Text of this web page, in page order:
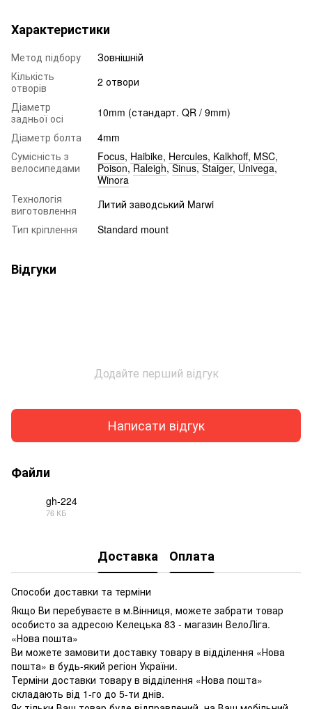
Характеристики
Метод підбору
Зовнішній
Кількість
отворів
2 отвори
Діаметр
задньої осі
10mm (стандарт. QR / 9mm)
Діаметр болта
4mm
Сумісність з
велосипедами
Focus, Haibike, Hercules, Kalkhoff, MSC,
Poison,Raleigh,Sinus,Staiger,Univega,
Winora
Технологія
виготовлення
Литий заводський Marwi
Тип кріплення
Standard mount
Відгуки
Додайте перший відгук
Написати відгук
Файли
gh-224
76 КБ
Доставка Оплата
Способи доставки та терміни
Якщо Ви перебуваєте в м.Вінниця, можете забрати товар
особисто за адресою Келецька 83 - магазин ВелоЛіга.
«Нова пошта»
Ви можете замовити доставку товару в відділення «Нова
пошта» в будь-який регіон України.
Терміни доставки товару в відділення «Нова пошта»
складають від 1-го до 5-ти днів.